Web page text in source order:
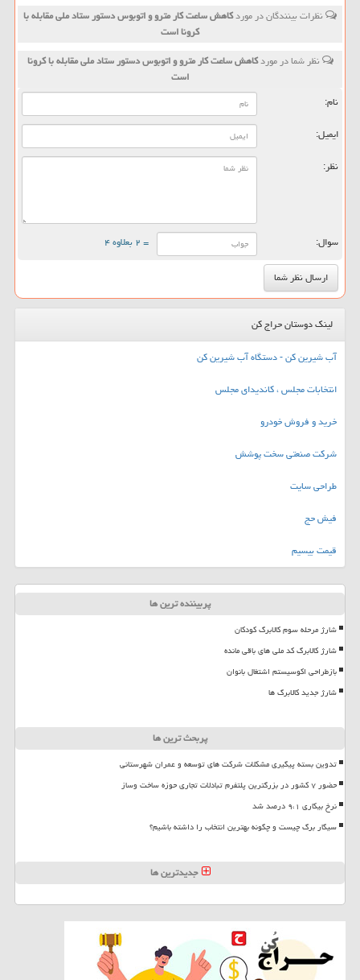
نظرات بینندگان در موردكاهش ساعت كار مترو و اتوبوس دستور ستاد ملی مقابله با
كرونا است
نظر شما در موردكاهش ساعت كار مترو و اتوبوس دستور ستاد ملی مقابله با كرونا
است
نام:
ایمیل:
نظر:
سوال: = ۲ بعلاوه ۴
لینک دوستان حراج کن
آب شیرین کن - دستگاه آب شیرین کن
انتخابات مجلس ، کاندیدای مجلس
خرید و فروش خودرو
شرکت صنعتی سخت پوشش
طراحی سایت
فیش حج
قیمت بیسیم
پربیننده ترین ها
شارژ مرحله سوم کالابرگ کودکان
شارژ کالابرگ کد ملی های باقی مانده
بازطراحی اکوسیستم اشتغال بانوان
شارژ جدید کالابرگ ها
پربحث ترین ها
تدوین بسته پیگیری مشکلات شرکت های توسعه و عمران شهرستانی
حضور ۷ کشور در بزرگترین پلتفرم تبادلات تجاری حوزه ساخت وساز
نرخ بیکاری ۹،۱ درصد شد
سیگار برگ چیست و چگونه بهترین انتخاب را داشته باشیم؟
جدیدترین ها